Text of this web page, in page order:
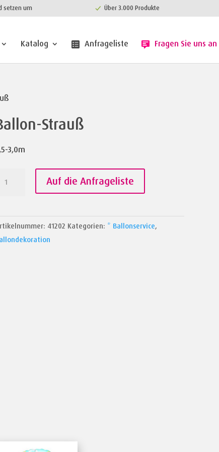
setzen um Über 3.000 Produkte
Katalog Anfrageliste Fragen Sie uns an
Strauß
3,0m
Auf die Anfrageliste
41202 Kategorien: * Ballonservice,